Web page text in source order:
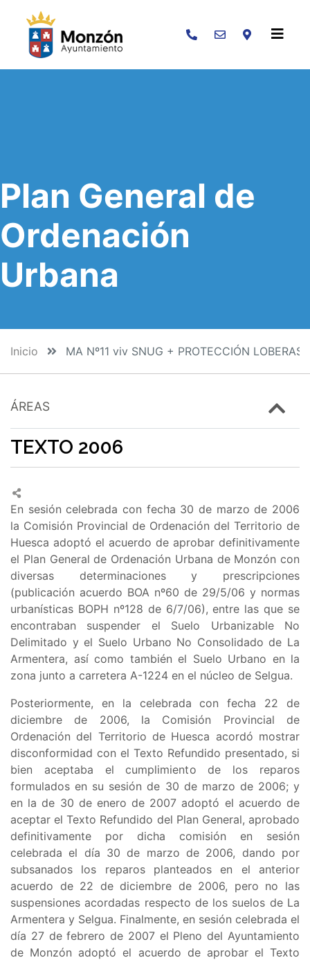
Buscar
Plan General de
Ordenación
Urbana
Inicio MA Nº11 viv SNUG + PROTECCIÓN
ÁREAS
TEXTO 2006
En sesión celebrada con fecha 30 de marzo de 2006
la Comisión Provincial de Ordenación del Territorio de
Huesca adoptó el acuerdo de aprobar definitivamente
el Plan General de Ordenación Urbana de Monzón con
diversas determinaciones y prescripciones
(publicación acuerdo BOA nº60 de 29/5/06 y normas
urbanísticas BOPH nº128 de 6/7/06), entre las que se
encontraban suspender el Suelo Urbanizable No
Delimitado y el Suelo Urbano No Consolidado de La
Armentera, así como también el Suelo Urbano en la
zona junto a carretera A-1224 en el núcleo de Selgua.
Posteriormente, en la celebrada con fecha 22 de
diciembre de 2006, la Comisión Provincial de
Ordenación del Territorio de Huesca acordó mostrar
disconformidad con el Texto Refundido presentado, si
bien aceptaba el cumplimiento de los reparos
formulados en su sesión de 30 de marzo de 2006; y
en la de 30 de enero de 2007 adoptó el acuerdo de
aceptar el Texto Refundido del Plan General, aprobado
definitivamente por dicha comisión en sesión
celebrada el día 30 de marzo de 2006, dando por
subsanados los reparos planteados en el anterior
acuerdo de 22 de diciembre de 2006, pero no las
suspensiones acordadas respecto de los suelos de La
Armentera y Selgua. Finalmente, en sesión celebrada el
día 27 de febrero de 2007 el Pleno del Ayuntamiento
de Monzón adoptó el acuerdo de aprobar el Texto